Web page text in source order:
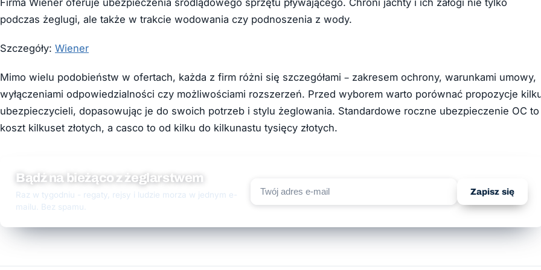
podczas żeglugi, ale także w trakcie wodowania czy podnoszenia z wody.
Szczegóły: Wiener
Mimo wielu podobieństw w ofertach, każda z firm różni się szczegółami – zakresem ochrony, warunkami umowy,
wyłączeniami odpowiedzialności czy możliwościami rozszerzeń. Przed wyborem warto porównać propozycje
ubezpieczycieli, dopasowując je do swoich potrzeb i stylu żeglowania. Standardowe roczne ubezpieczenie OC to
koszt kilkuset złotych, a casco to od kilku do kilkunastu tysięcy złotych.
Bądź na bieżąco z żeglarstwem
Raz w tygodniu - regaty, rejsy i ludzie morza w jednym e-
mailu. Bez spamu.
Zapisz się